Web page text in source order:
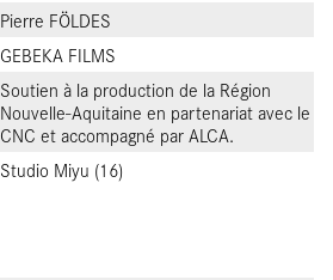
Pierre FÖLDES
GEBEKA FILMS
Soutien à la production de la Région
Nouvelle-Aquitaine en partenariat avec le
CNC et accompagné par ALCA.
Studio Miyu (16)